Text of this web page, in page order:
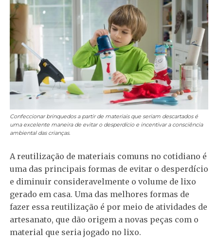
Confeccionar brinquedos a partir de materiais que seriam descartados é
uma excelente maneira de evitar o desperdício e incentivar a consciência
ambiental das crianças.
A reutilização de materiais comuns no cotidiano é
uma das principais formas de evitar o desperdício
e diminuir consideravelmente o volume de lixo
gerado em casa. Uma das melhores formas de
fazer essa reutilização é por meio de atividades de
artesanato, que dão origem a novas peças com o
material que seria jogado no lixo.